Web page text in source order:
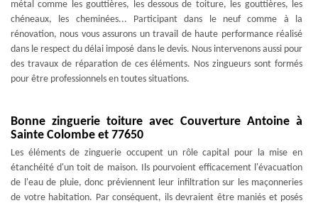
métal comme les gouttières, les dessous de toiture, les gouttières, les
chéneaux, les cheminées... Participant dans le neuf comme à la
rénovation, nous vous assurons un travail de haute performance réalisé
dans le respect du délai imposé dans le devis. Nous intervenons aussi pour
des travaux de réparation de ces éléments. Nos zingueurs sont formés
pour être professionnels en toutes situations.
Bonne zinguerie toiture avec Couverture Antoine à
Sainte Colombe et 77650
Les éléments de zinguerie occupent un rôle capital pour la mise en
étanchéité d'un toit de maison. Ils pourvoient efficacement l'évacuation
de l'eau de pluie, donc préviennent leur infiltration sur les maçonneries
de votre habitation. Par conséquent, ils devraient être maniés et posés